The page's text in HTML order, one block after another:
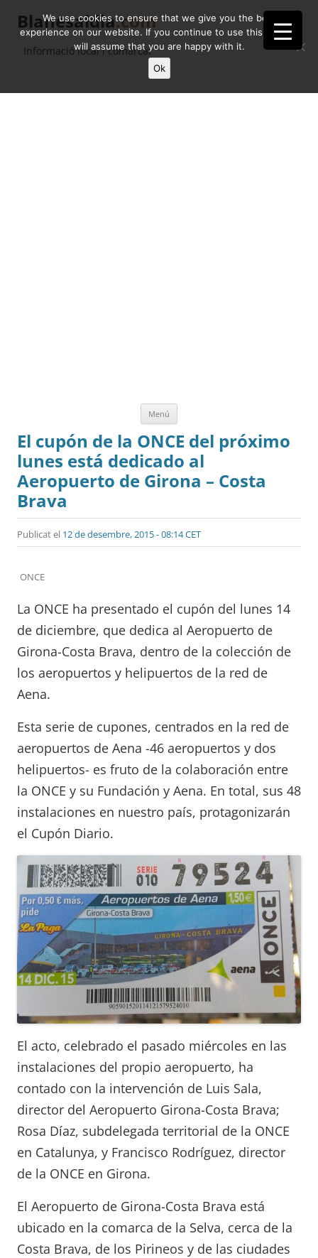
Blanesaldia.com
Informació local i comarcal
Menú
El cupón de la ONCE del próximo
lunes está dedicado al
Aeropuerto de Girona – Costa
Brava
Publicat el 12 de desembre, 2015 - 08:14 CET
ONCE
La ONCE ha presentado el cupón del lunes 14
de diciembre, que dedica al Aeropuerto de
Girona-Costa Brava, dentro de la colección de
los aeropuertos y helipuertos de la red de
Aena.
Esta serie de cupones, centrados en la red de
aeropuertos de Aena -46 aeropuertos y dos
helipuertos- es fruto de la colaboración entre
la ONCE y su Fundación y Aena. En total, sus 48
instalaciones en nuestro país, protagonizarán
el Cupón Diario.
El acto, celebrado el pasado miércoles en las
instalaciones del propio aeropuerto, ha
contado con la intervención de Luis Sala,
director del Aeropuerto Girona-Costa Brava;
Rosa Díaz, subdelegada territorial de la ONCE
en Catalunya, y Francisco Rodríguez, director
de la ONCE en Girona.
El Aeropuerto de Girona-Costa Brava está
ubicado en la comarca de la Selva, cerca de la
Costa Brava, de los Pirineos y de las ciudades
We use cookies to ensure that we give you the best
experience on our website. If you continue to use this site we
will assume that you are happy with it.
Ok